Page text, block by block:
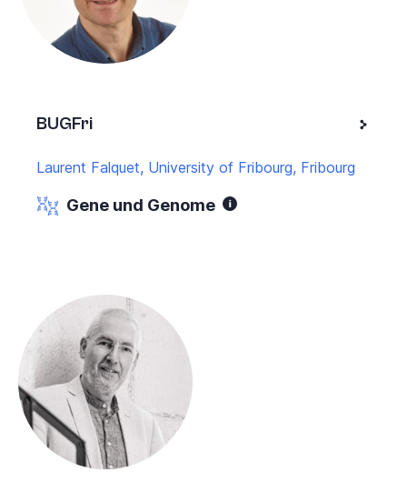
BUGFri
Laurent Falquet, University of Fribourg, Fribourg
Gene und Genome